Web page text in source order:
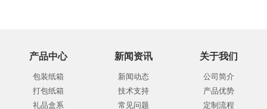
产品中心
包装纸箱
打包纸箱
礼品盒系
新闻资讯
新闻动态
技术支持
常见问题
关于我们
公司简介
产品优势
定制流程